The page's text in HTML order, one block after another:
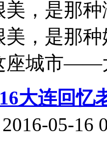
美，是那
美，是那
座城市——
大连回
2016-05-16